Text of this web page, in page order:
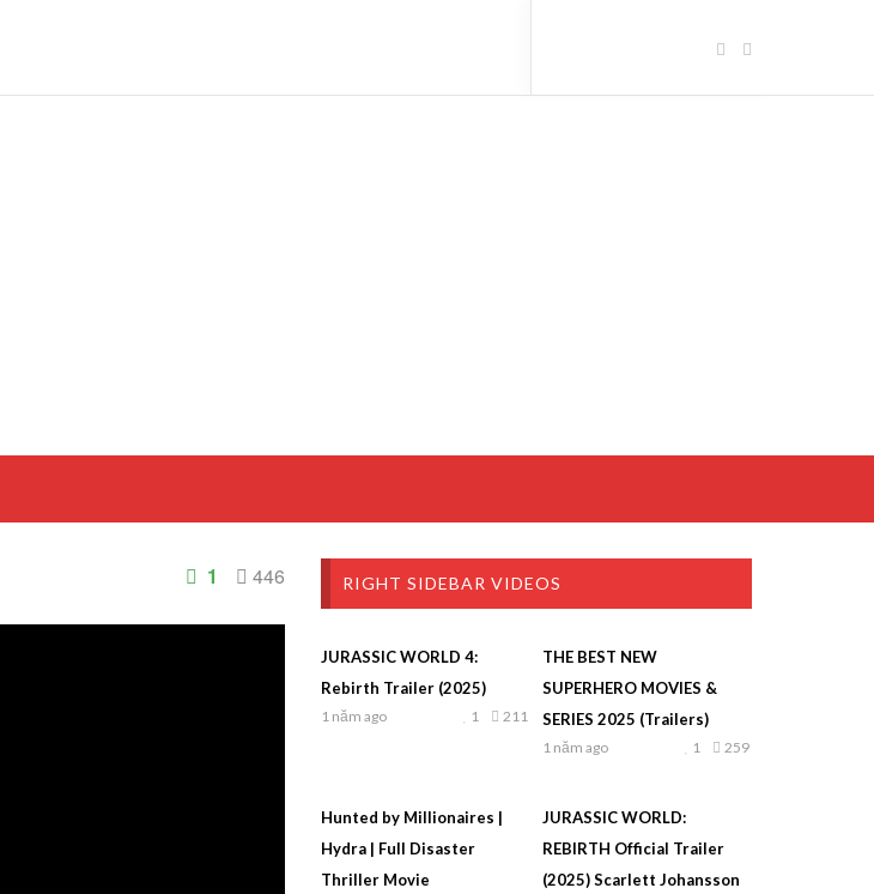
446
1 RIGHT SIDEBAR VIDEOS
JURASSIC WORLD 4:
Rebirth Trailer (2025)
1 năm ago 211
1
THE BEST NEW
SUPERHERO MOVIES &
SERIES 2025 (Trailers)
1 năm ago 259
1
Hunted by Millionaires |
Hydra | Full Disaster
Thriller Movie
JURASSIC WORLD:
REBIRTH Official Trailer
(2025) Scarlett Johansson